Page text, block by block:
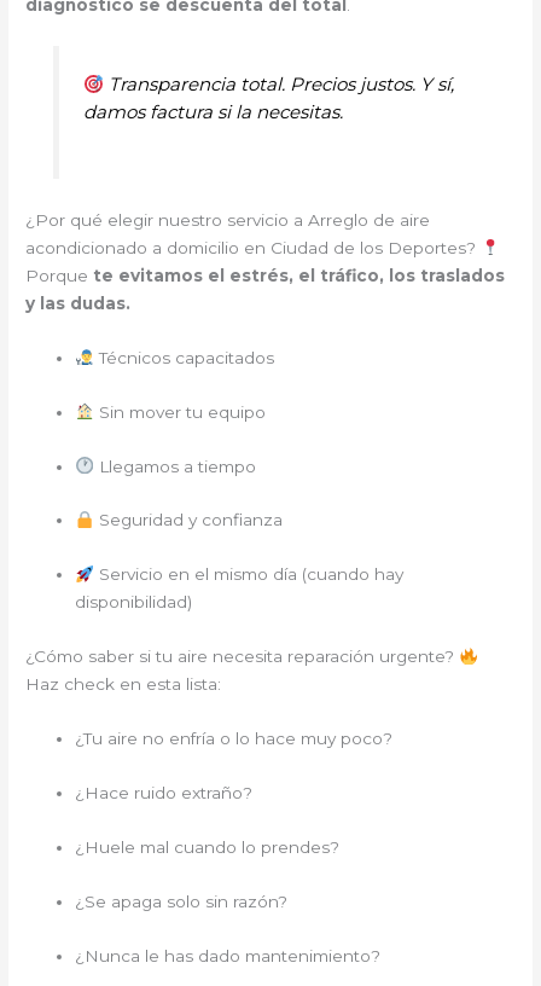
diagnóstico se descuenta del total
Transparencia total. Precios justos. Y sí,
damos factura si la necesitas.
¿Por qué elegir nuestro servicio a Arreglo de aire
acondicionado a domicilio en Ciudad de los Deportes?
Porque te evitamos el estrés, el tráfico, los traslados
y las dudas.
Técnicos capacitados
Sin mover tu equipo
Llegamos a tiempo
Seguridad y confianza
Servicio en el mismo día (cuando hay
disponibilidad)
¿Cómo saber si tu aire necesita reparación urgente?
Haz check en esta lista:
¿Tu aire no enfría o lo hace muy poco?
¿Hace ruido extraño?
¿Huele mal cuando lo prendes?
¿Se apaga solo sin razón?
¿Nunca le has dado mantenimiento?